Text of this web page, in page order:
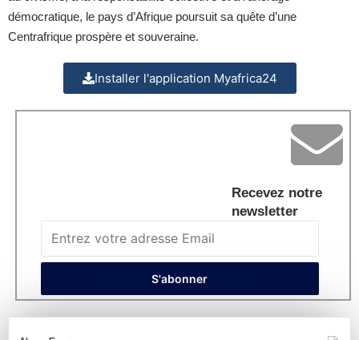
démocratique, le pays d’Afrique poursuit sa quête d’une
Centrafrique prospère et souveraine.
Installer l'application Myafrica24
Recevez notre
newsletter